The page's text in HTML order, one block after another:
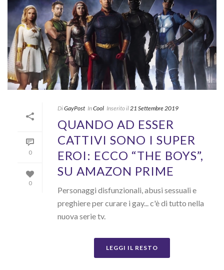
0
0
DiGayPost InCool Inserito il21 Settembre 2019
QUANDO AD ESSER
CATTIVI SONO I SUPER
EROI: ECCO “THE BOYS”,
SU AMAZON PRIME
Personaggi disfunzionali, abusi sessuali e
preghiere per curare i gay... c'è di tutto nella
nuova serie tv.
LEGGI IL RESTO